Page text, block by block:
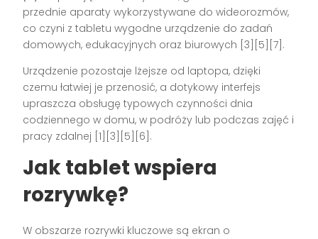
przednie aparaty wykorzystywane do wideorozmów,
co czyni z tabletu wygodne urządzenie do zadań
domowych, edukacyjnych oraz biurowych [3][5][7].
Urządzenie pozostaje lżejsze od laptopa, dzięki
czemu łatwiej je przenosić, a dotykowy interfejs
upraszcza obsługę typowych czynności dnia
codziennego w domu, w podróży lub podczas zajęć i
pracy zdalnej [1][3][5][6].
Jak tablet wspiera
rozrywkę?
W obszarze rozrywki kluczowe są ekran o